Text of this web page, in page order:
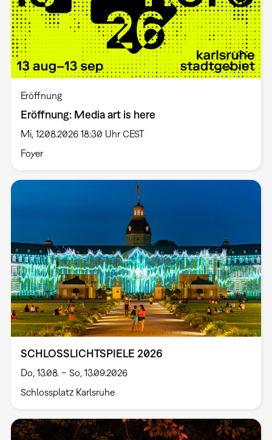
Eröffnung
Eröffnung: Media art is here
Mi, 12.08.2026 18:30 Uhr CEST
Foyer
SCHLOSSLICHTSPIELE 2026
Do, 13.08. – So, 13.09.2026
Schlossplatz Karlsruhe